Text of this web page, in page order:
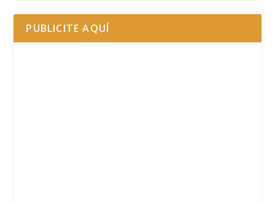
PUBLICITE AQUÍ